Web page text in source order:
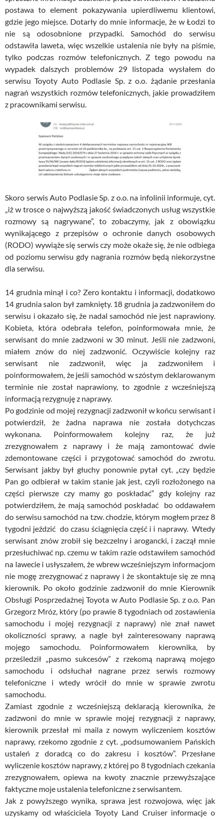
postawa to element pokazywania upierdliwemu klientowi,
gdzie jego miejsce. Dotarły do mnie informacje, że w Łodzi to
nie są odosobnione przypadki. Samochód do serwisu
odstawiła laweta, więc wszelkie ustalenia nie były na piśmie,
tylko podczas rozmów telefonicznych. Z tego powodu na
wypadek dalszych problemów 29 listopada wysłałem do
serwisu Toyoty Auto Podlasie Sp. z o.o. żądanie przesłania
nagrań wszystkich rozmów telefonicznych, jakie prowadziłem
z pracownikami serwisu.
Skoro serwis Auto Podlasie Sp. z o.o. na infolinii informuje, cyt.
„iż w trosce o najwyższą jakość świadczonych usług wszystkie
rozmowy są nagrywane”, to zobaczymy, jak z obowiązku
wynikającego z przepisów o ochronie danych osobowych
(RODO) wywiąże się serwis czy może okaże się, że nie odbiega
od poziomu serwisu gdy nagrania rozmów będą niekorzystne
dla serwisu.
14 grudnia minął i co? Zero kontaktu i informacji, dodatkowo
14 grudnia salon był zamknięty. 18 grudnia ja zadzwoniłem do
serwisu i okazało się, że nadal samochód nie jest naprawiony.
Kobieta, która odebrała telefon, poinformowała mnie, że
serwisant do mnie zadzwoni w 30 minut. Jeśli nie zadzwoni,
miałem znów do niej zadzwonić. Oczywiście kolejny raz
serwisant nie zadzwonił, więc ja zadzwoniłem i
poinformowałem, że jeśli samochód w szóstym deklarowanym
terminie nie został naprawiony, to zgodnie z wcześniejszą
informacją rezygnuję z naprawy.
Po godzinie od mojej rezygnacji zadzwonił w końcu serwisant i
potwierdził, że żadna naprawa nie została dotychczas
wykonana. Poinformowałem kolejny raz, że już
zrezygnowałem z naprawy i że mają zamontować dwie
zdemontowane części i przygotować samochód do zwrotu.
Serwisant jakby był głuchy ponownie pytał cyt. „czy będzie
Pan go odbierał w takim stanie jak jest, czyli rozłożonego na
części pierwsze czy mamy go poskładać” gdy kolejny raz
potwierdziłem, że mają samochód poskładać bo oddawałem
do serwisu samochód na tzw. chodzie, którym mogłem przez 8
tygodni jeździć do czasu ściągnięcia część i i naprawy. Wtedy
serwisant znów zrobił się bezczelny i arogancki, i zaczął mnie
przesłuchiwać np. czemu w takim razie odstawiłem samochód
na lawecie i usłyszałem, że wbrew wcześniejszym informacjom
nie mogę zrezygnować z naprawy i że skontaktuje się ze mną
kierownik. Po około godzinie zadzwonił do mnie Kierownik
Obsługi Posprzedażnej Toyota w Auto Podlasie Sp. z o.o. Pan
Grzegorz Mróz, który (po prawie 8 tygodniach od zostawienia
samochodu i mojej rezygnacji z naprawy) nie znał nawet
okoliczności sprawy, a nagle był zainteresowany naprawą
mojego samochodu. Poinformowałem kierownika, by
prześledził „pasmo sukcesów” z rzekomą naprawą mojego
samochodu i odsłuchał nagrane przez serwis rozmowy
telefoniczne i wtedy wrócił do mnie w sprawie zwrotu
samochodu.
Zamiast zgodnie z wcześniejszą deklaracją kierownika, że
zadzwoni do mnie w sprawie mojej rezygnacji z naprawy,
kierownik przesłał mi maila z nowym wyliczeniem kosztów
naprawy, rzekomo zgodnie z cyt. „podsumowaniem Pańskich
ustaleń z doradcą co do zakresu i kosztów”. Przesłane
wyliczenie kosztów naprawy, z której po 8 tygodniach czekania
zrezygnowałem, opiewa na kwoty znacznie przewyższające
faktyczne moje ustalenia telefoniczne z serwisantem.
Jak z powyższego wynika, sprawa jest rozwojowa, więc jak
uzyskamy od właściciela Toyoty Land Cruiser informacje o